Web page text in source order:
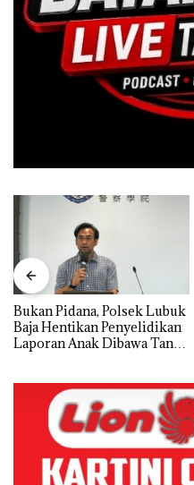
Bukan Pidana, Polsek Lubuk
Baja Hentikan Penyelidikan
Laporan Anak Dibawa Tanpa